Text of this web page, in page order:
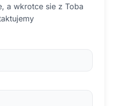
a wkrotce sie z Toba